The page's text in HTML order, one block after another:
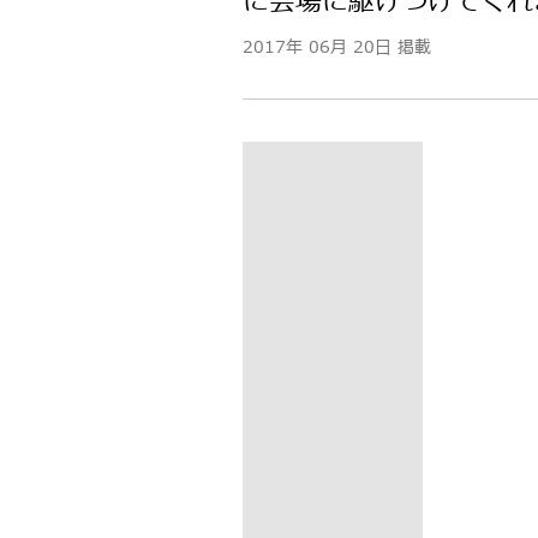
2017年 06月 20日 掲載